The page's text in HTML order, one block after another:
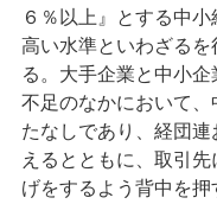
６％以上』とする中
高い水準といわざる
る。大手企業と中小
不足のなかにおいて
たなしであり、経団
えるとともに、取引
げをするよう背中を